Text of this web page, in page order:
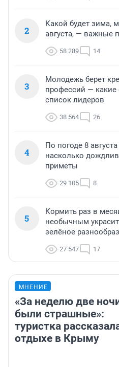
2
Какой будет зима,
августа, — важные
58 289 14
3
Молодежь берет
профессий —
список лидеров
38 564 26
4
По погоде 8
насколько
приметы
29 105 8
5
Кормить раз в
необычным
зелёное
27 547 17
МНЕНИЕ
«За неделю две
были страшные»:
туристка
отдыхе в Крыму